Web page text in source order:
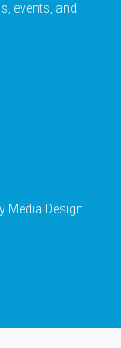
events, and
Media Design